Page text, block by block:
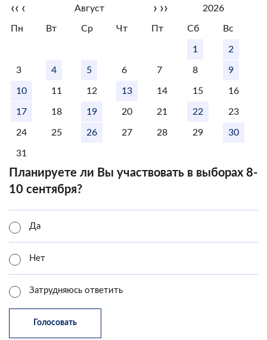
‹‹ ‹ Август › ›› 2026
Пн Вт Ср Чт Пт Сб Вс
1 2
3 4 5 6 7 8 9
10 11 12 13 14 15 16
17 18 19 20 21 22 23
24 25 26 27 28 29 30
31
Планируете ли Вы участвовать в выборах 8-
10 сентября?
Да
Нет
Затрудняюсь ответить